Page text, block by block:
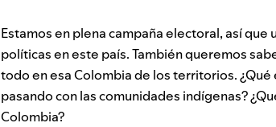
Estamos en plena campaña electoral, así que
políticas en este país. También queremos
todo en esa Colombia de los territorios.
pasando con las comunidades indígenas?
Colombia?